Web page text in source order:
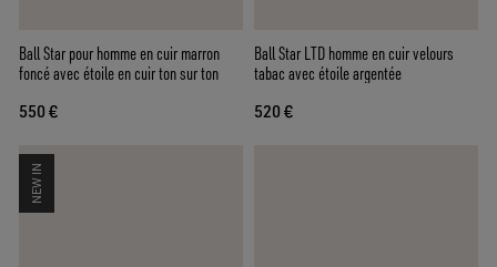
Ball Star pour homme en cuir marron
foncé avec étoile en cuir ton sur ton
550 €
Ball Star LTD homme en cuir velours
tabac avec étoile argentée
520 €
NEW IN